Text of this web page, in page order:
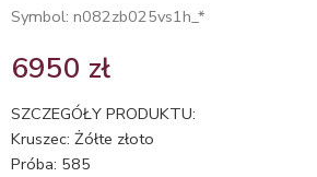
Symbol: n082zb025vs1h_*
6950 zł
SZCZEGÓŁY PRODUKTU:
Kruszec: Żółte złoto
Próba: 585